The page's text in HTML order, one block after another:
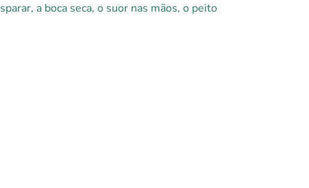
a boca seca, o suor nas mãos, o peito